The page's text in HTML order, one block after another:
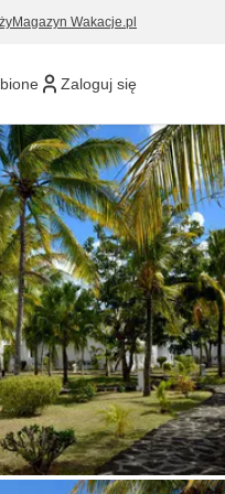
Magazyn Wakacje.pl
Zaloguj się